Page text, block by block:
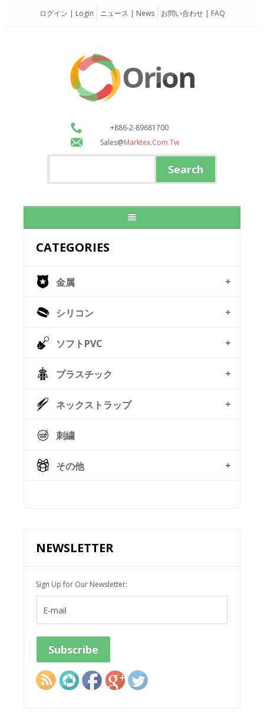
ログイン | Login ニュース | News お問い合わせ | FAQ
+886-2-89681700
Sales@Marktex.com.tw
CATEGORIES
金属
シリコン
ソフトPVC
プラスチック
ネックストラップ
刺繍
その他
NEWSLETTER
Sign Up for Our Newsletter: